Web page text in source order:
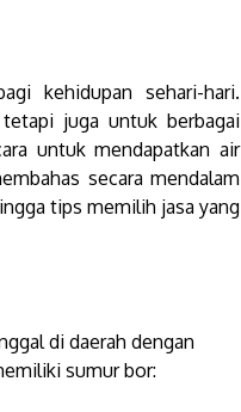
kehidupan sehari-hari.
juga untuk berbagai
untuk mendapatkan air
secara mendalam
tips memilih jasa yang
di daerah dengan
sumur bor: